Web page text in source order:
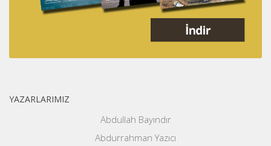
YAZARLARIMIZ
Abdullah Bayındır
Abdurrahman Yazıcı